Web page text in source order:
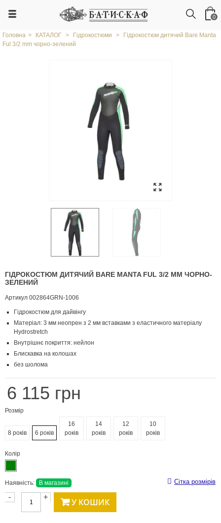
0
Головна > КАТАЛОГ > Гідрокостюми >
Гідрокостюм дитячий Bare Manta
Ful 3/2 mm чорно-зелений
ГІДРОКОСТЮМ ДИТЯЧИЙ BARE MANTA FUL 3/2 MM ЧОРНО-
ЗЕЛЕНИЙ
Артикул 002864GRN-1006
Гідрокостюм для дайвінгу
Матеріал: 3 мм неопрен з 2 мм вставками з еластичного матеріалу
Hydrostretch
Внутрішнє покриття: нейлон
Блискавка на колошах
без шолома
6 115 грн
Розмір
8 років 6 років
16
років
14
років
12
років
10
років
Колір
Наявність: В магазині Сітка розмірів
- + У КОШИК